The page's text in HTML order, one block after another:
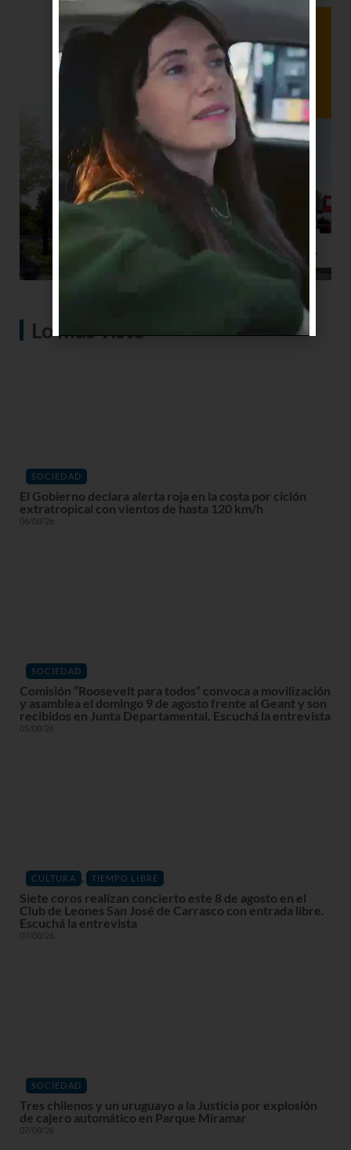
Lo más visto
SOCIEDAD
El Gobierno declara alerta roja en la costa por ciclón
extratropical con vientos de hasta 120 km/h
06/08/26
SOCIEDAD
Comisión “Roosevelt para todos” convoca a movilización
y asamblea el domingo 9 de agosto frente al Geant y son
recibidos en Junta Departamental. Escuchá la entrevista
05/08/26
CULTURA , TIEMPO LIBRE
Siete coros realizan concierto este 8 de agosto en el
Club de Leones San José de Carrasco con entrada libre.
Escuchá la entrevista
07/08/26
SOCIEDAD
Tres chilenos y un uruguayo a la Justicia por explosión
de cajero automático en Parque Miramar
07/08/26